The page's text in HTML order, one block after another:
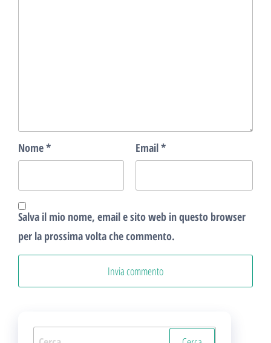
Nome* Email*
Salva il mio nome, email e sito web in questo browser
per la prossima volta che commento.
Ricerca